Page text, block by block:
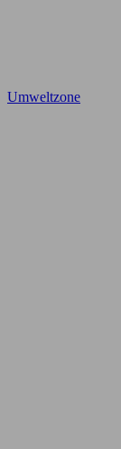
Umweltzone